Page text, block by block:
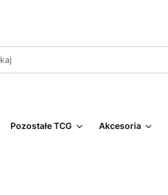
Pozostałe TCG Akcesoria